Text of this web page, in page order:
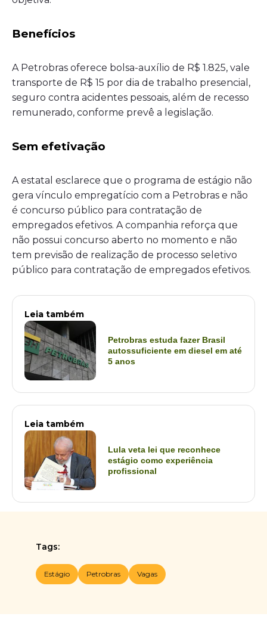
Benefícios
A Petrobras oferece bolsa-auxílio de R$ 1.825, vale
transporte de R$ 15 por dia de trabalho presencial,
seguro contra acidentes pessoais, além de recesso
remunerado, conforme prevê a legislação.
Sem efetivação
A estatal esclarece que o programa de estágio não
gera vínculo empregatício com a Petrobras e não
é concurso público para contratação de
empregados efetivos. A companhia reforça que
não possui concurso aberto no momento e não
tem previsão de realização de processo seletivo
público para contratação de empregados efetivos.
Leia também
Petrobras estuda fazer Brasil
autossuficiente em diesel em até
5 anos
Leia também
Lula veta lei que reconhece
estágio como experiência
profissional
Tags:
Estágio Petrobras Vagas